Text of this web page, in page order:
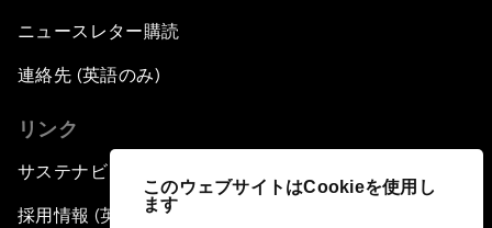
このウェブサイトはCookieを使用し
ます
ニュースレター購読
連絡先 (英語のみ)
リンク
サステナビリティへの取り組み
採用情報 (英語のみ)